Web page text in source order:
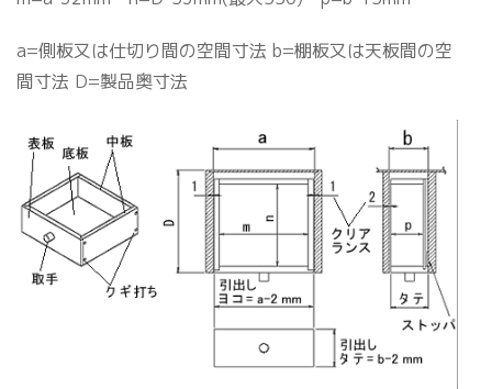
a=側板又は仕切り間の空間寸法 b=棚板又は天板間の空
間寸法 D=製品奥寸法